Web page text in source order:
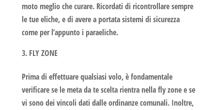
moto meglio che curare. Ricordati di ricontrollare sempre
le tue eliche, e di avere a portata sistemi di sicurezza
come per l’appunto i paraeliche.
FLY ZONE
Prima di effettuare qualsiasi volo, è fondamentale
verificare se le meta da te scelta rientra nella fly zone e se
vi sono dei vincoli dati dalle ordinanze comunali. Inoltre,